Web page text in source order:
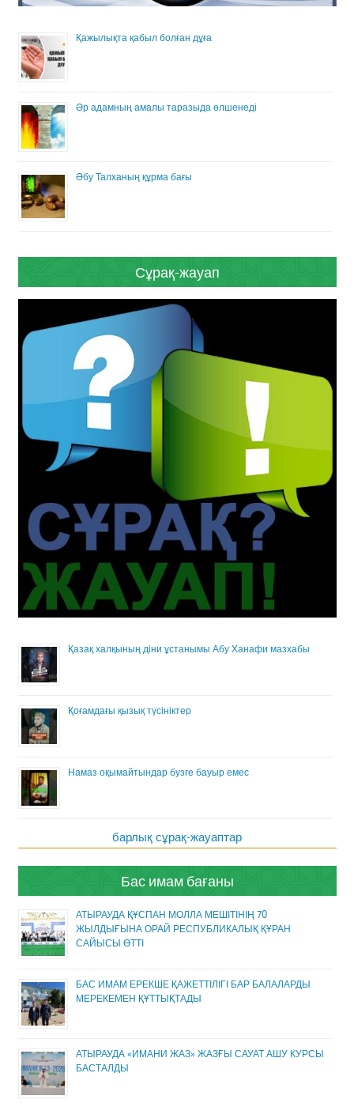
Қажылықта қабыл болған дұға
Әр адамның амалы таразыда өлшенеді
Әбу Талханың құрма бағы
Сұрақ-жауап
Қазақ халқының діни ұстанымы Абу Ханафи мазхабы
Қоғамдағы қызық түсініктер
Намаз оқымайтындар бузге бауыр емес
барлық сұрақ-жауаптар
Бас имам бағаны
АТЫРАУДА ҚҰСПАН МОЛЛА МЕШІТІНІҢ 70
ЖЫЛДЫҒЫНА ОРАЙ РЕСПУБЛИКАЛЫҚ ҚҰРАН
САЙЫСЫ ӨТТІ
БАС ИМАМ ЕРЕКШЕ ҚАЖЕТТІЛІГІ БАР БАЛАЛАРДЫ
МЕРЕКЕМЕН ҚҰТТЫҚТАДЫ
АТЫРАУДА «ИМАНИ ЖАЗ» ЖАЗҒЫ САУАТ АШУ КУРСЫ
БАСТАЛДЫ